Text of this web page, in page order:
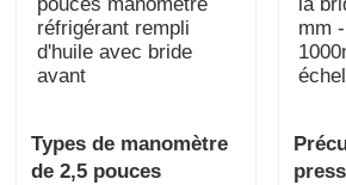
Types de manomètre
de 2,5 pouces